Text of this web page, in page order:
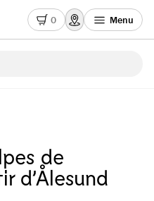
0 Menu
de
d’Ålesund